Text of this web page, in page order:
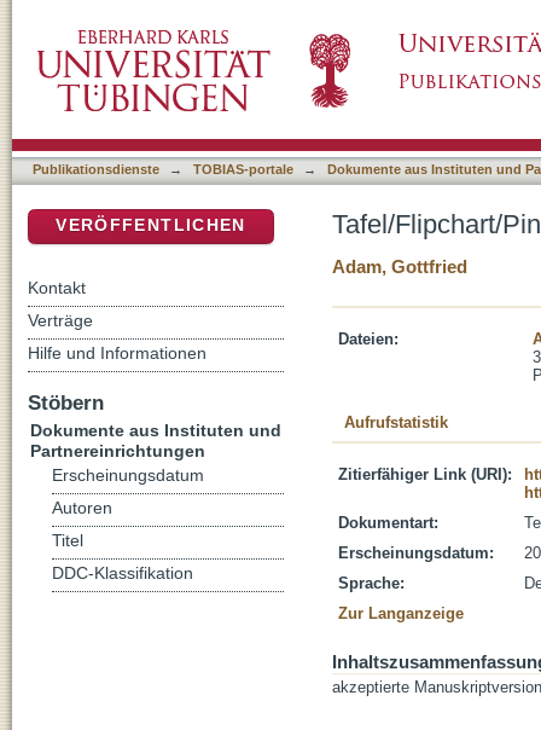
Publikationsdienste → TOBIAS-portale → Dokumente aus Instituten und
Tafel/Flipchart/
Adam, Gottfried
Dateien:
Aufrufstatistik
Zitierfähiger Link (URI):
Dokumentart:
Erscheinungsdatum:
Sprache:
Zur Langanzeige
akzeptierte Manuskriptversion
VERÖFFENTLICHEN
Kontakt
Verträge
Hilfe und Informationen
Stöbern
Dokumente aus Instituten und
Partnereinrichtungen
Erscheinungsdatum
Autoren
Titel
DDC-Klassifikation